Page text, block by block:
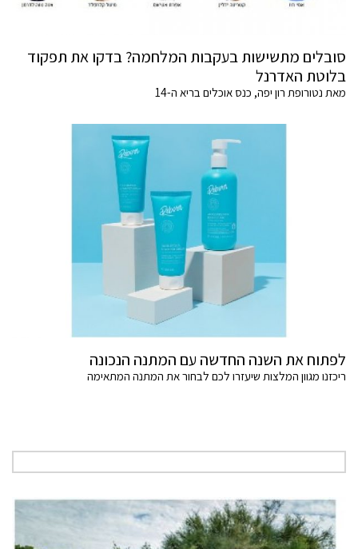
סובלים מתשישות בעקבות המלחמה? בדקו את תפקוד
בלוטת האדרנל
מאת נטורופת רון יפה, כנס אוכלים בריא ה-14
לפתוח את השנה החדשה עם המתנה הנכונה
ריכזנו מגוון המלצות שיעזרו לכם לבחור את המתנה המתאימה